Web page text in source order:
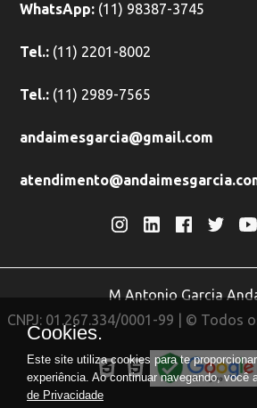
WhatsApp: (11) 98387-3745
Tel.: (11) 2201-8002
Tel.: (11) 2989-7565
andaimesgarcia@gmail.com
M Antonio Garcia
CNPJ: 01.267.334/0001-99 | © Todos
Cookies.
Este site utiliza cookies para te
experiência. Ao continuar navegando, você
de Privacidade